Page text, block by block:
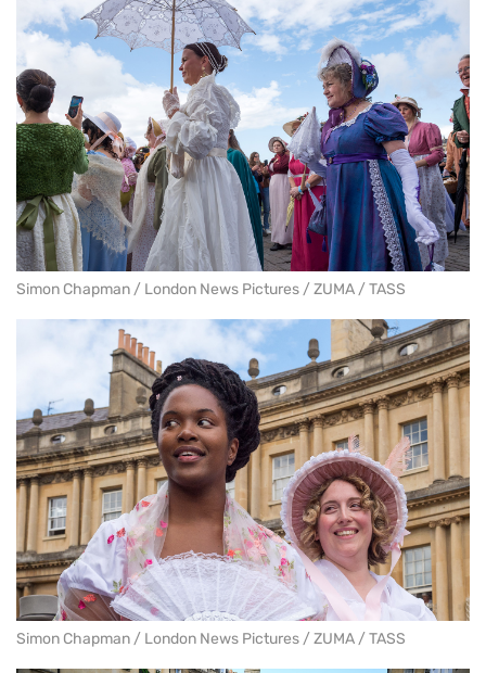
Simon Chapman / London News Pictures / ZUMA / TASS
Simon Chapman / London News Pictures / ZUMA / TASS